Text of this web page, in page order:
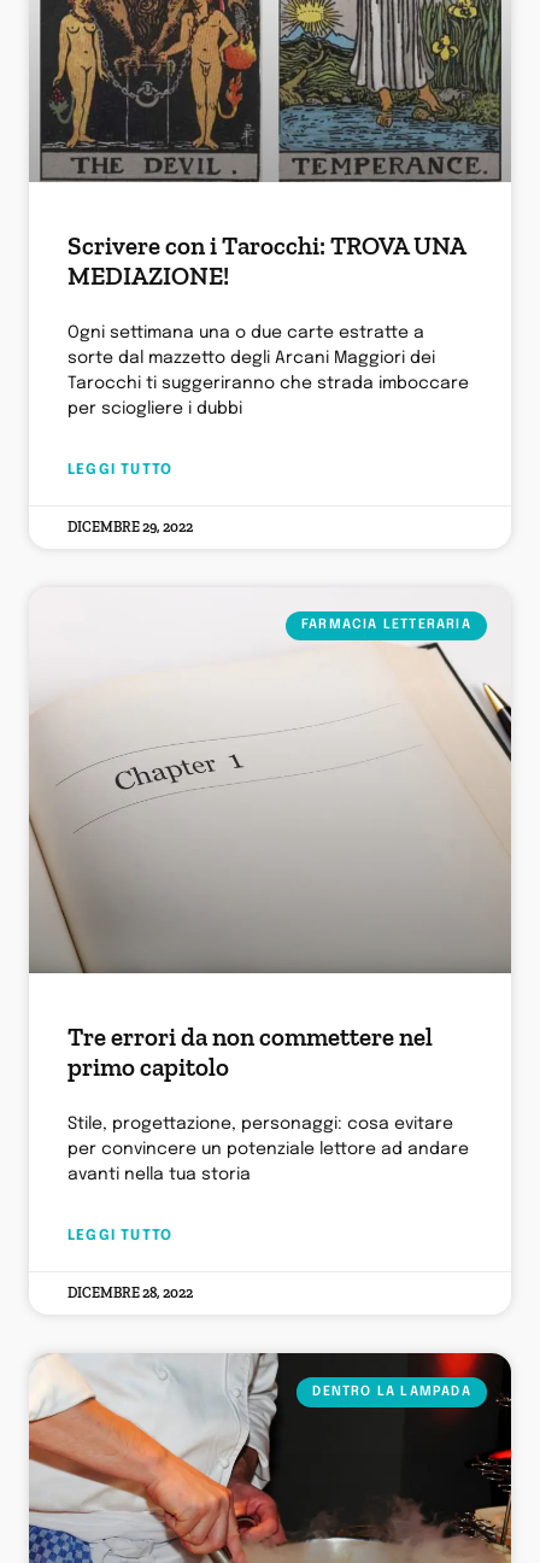
Scrivere con i Tarocchi: TROVA UNA
MEDIAZIONE!
Ogni settimana una o due carte estratte a
sorte dal mazzetto degli Arcani Maggiori dei
Tarocchi ti suggeriranno che strada imboccare
per sciogliere i dubbi
LEGGI TUTTO
DICEMBRE 29, 2022
FARMACIA LETTERARIA
Tre errori da non commettere nel
primo capitolo
Stile, progettazione, personaggi: cosa evitare
per convincere un potenziale lettore ad andare
avanti nella tua storia
LEGGI TUTTO
DICEMBRE 28, 2022
DENTRO LA LAMPADA